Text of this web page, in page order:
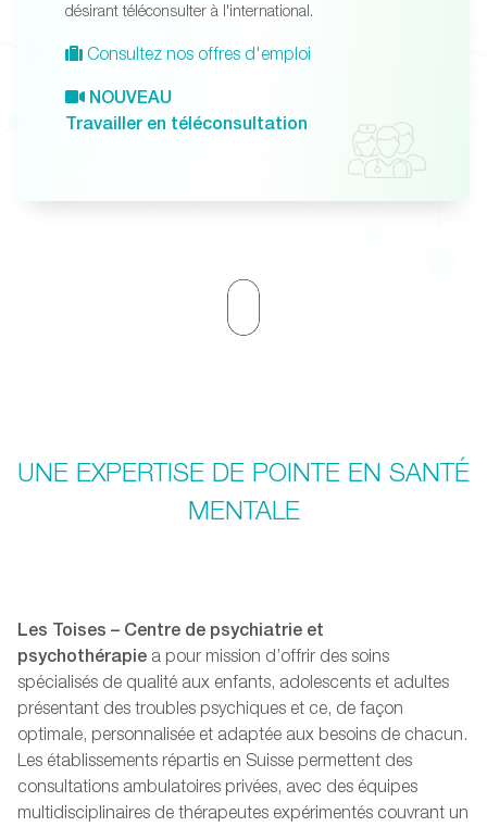
désirant téléconsulter à l'international.
Consultez nos offres d'emploi
NOUVEAU
Travailler en téléconsultation
UNE EXPERTISE DE POINTE EN SANTÉ
MENTALE
Les Toises – Centre de psychiatrie et
psychothérapie a pour mission d’offrir des soins
spécialisés de qualité aux enfants, adolescents et adultes
présentant des troubles psychiques et ce, de façon
optimale, personnalisée et adaptée aux besoins de chacun.
Les établissements répartis en Suisse permettent des
consultations ambulatoires privées, avec des équipes
multidisciplinaires de thérapeutes expérimentés couvrant un